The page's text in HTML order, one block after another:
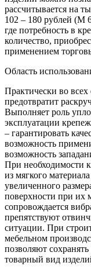
рассчитывается на
102 – 180 рублей (М
где потребность в
количество,
применением
Область
Практически во всех
предотвратит
Выполняет роль
эксплуатации
– гарантировать
возможность
возможность
При необходимости
из мягкого
увеличенного
поверхности при их
сопровождается
препятствуют
ситуации. При
мебельном
позволяют
товарный вид